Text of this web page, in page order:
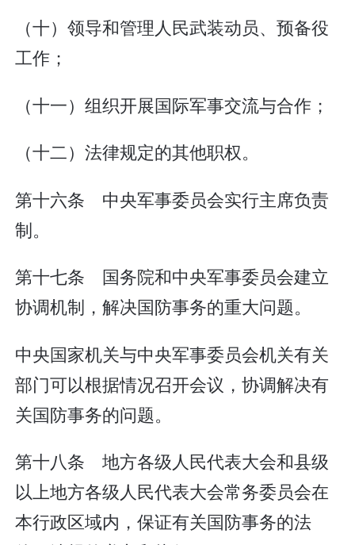
（十）领导和管理人民武装动员、预备役
工作；
（十一）组织开展国际军事交流与合作；
（十二）法律规定的其他职权。
第十六条 中央军事委员会实行主席负责
制。
第十七条 国务院和中央军事委员会建立
协调机制，解决国防事务的重大问题。
中央国家机关与中央军事委员会机关有关
部门可以根据情况召开会议，协调解决有
关国防事务的问题。
第十八条 地方各级人民代表大会和县级
以上地方各级人民代表大会常务委员会在
本行政区域内，保证有关国防事务的法